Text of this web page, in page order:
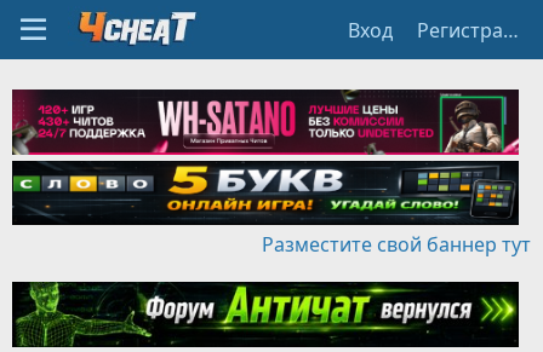
Вход Регистрация
Разместите свой баннер тут